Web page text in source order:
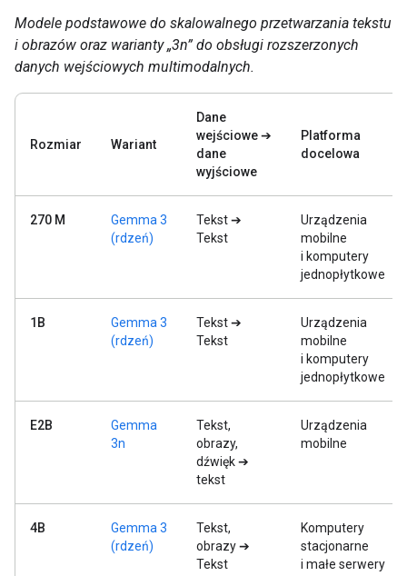
Modele podstawowe do skalowalnego przetwarzania tekstu
i obrazów oraz warianty „3n” do obsługi rozszerzonych
danych wejściowych multimodalnych.
Rozmiar Wariant
Dane
wejściowe ➔
dane
wyjściowe
Platforma
docelowa
270 M
Gemma 3
(rdzeń)
Tekst ➔
Tekst
Urządzenia
mobilne
i komputery
jednopłytkowe
1B
Gemma 3
(rdzeń)
Tekst ➔
Tekst
Urządzenia
mobilne
i komputery
jednopłytkowe
E2B
Gemma
3n
Tekst,
obrazy,
dźwięk ➔
tekst
Urządzenia
mobilne
4B
Gemma 3
(rdzeń)
Tekst,
obrazy ➔
Tekst
Komputery
stacjonarne
i małe serwery